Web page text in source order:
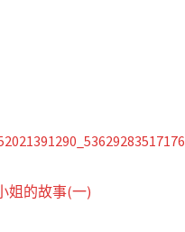
姐的故事(一)